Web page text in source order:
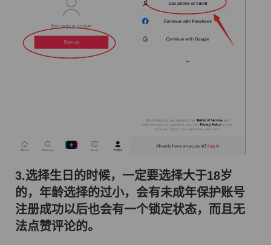
3.选择生日的时候，一定要选择大于18岁
的，年龄选择的过小，会有未成年保护账号
注册成功以后也会有一个锁定状态，而且无
法点赞评论的。